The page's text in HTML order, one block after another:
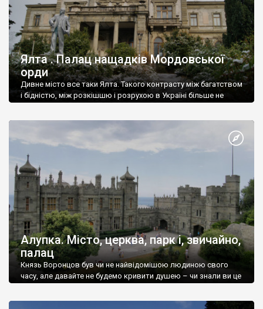
Ялта . Палац нащадків Мордовської
орди
Дивне місто все таки Ялта. Такого контрасту між багатством
і бідністю, між розкішшю і розрухою в Україні більше не
Алупка. Місто, церква, парк і, звичайно,
палац
Князь Воронцов був чи не найвідомішою людиною свого
часу, але давайте не будемо кривити душею – чи знали ви це